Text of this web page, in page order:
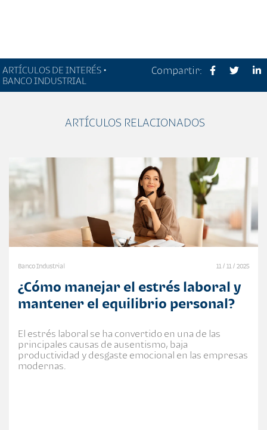
ARTÍCULOS DE INTERÉS •
BANCO INDUSTRIAL
Compartir:
ARTÍCULOS RELACIONADOS
Banco Industrial 11 / 11 / 2025
¿Cómo manejar el estrés laboral y
mantener el equilibrio personal?
El estrés laboral se ha convertido en una de las
principales causas de ausentismo, baja
productividad y desgaste emocional en las empresas
modernas.